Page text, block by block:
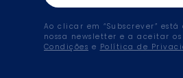
Ao clicar em “Subscrever”
nossa newsletter e a aceitar os
Condições e Política de